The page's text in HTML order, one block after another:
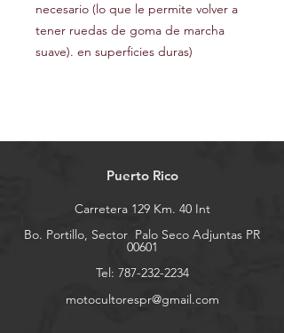
necesario (lo que le permite volver a
tener ruedas de goma de marcha
suave). en superficies duras)
Puerto Rico
Carretera 129 Km. 40 Int
Bo. Portillo, Sector Palo Seco Adjuntas PR
00601
Tel: 787-232-2234
motocultorespr@gmail.com